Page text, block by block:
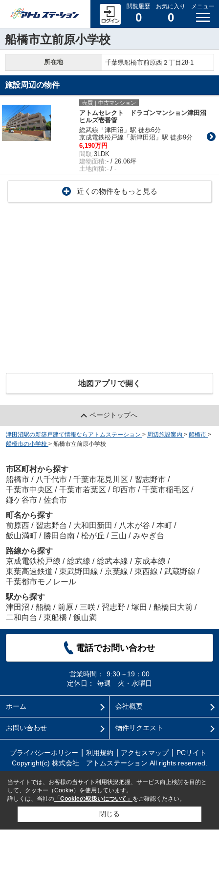
閲覧履歴
0
お気に入り
0
メニュー
船橋市立前原小学校
所在地 千葉県船橋市前原西２丁目28-1
施設周辺の物件
売買｜中古マンション
アトムセレクト ドラゴンマンション津田沼
ヒルズ壱番管
総武線「津田沼」駅 徒歩6分
京成電鉄松戸線「新津田沼」駅 徒歩9分
6,190万円
間取:3LDK
建物面積:- / 26.06坪
土地面積:- / -
近くの物件をもっと見る
地図アプリで開く
ページトップへ
津田沼駅の新築戸建て情報ならアトムステーション > 周辺施設案内 > 船橋市 >
船橋市の小学校 > 船橋市立前原小学校
市区町村から探す
船橋市 / 八千代市 / 千葉市花見川区 / 習志野市 /
千葉市中央区 / 千葉市若葉区 / 印西市 / 千葉市稲毛区 /
鎌ケ谷市 / 佐倉市
町名から探す
前原西 / 習志野台 / 大和田新田 / 八木が谷 / 本町 /
飯山満町 / 勝田台南 / 松が丘 / 三山 / みやぎ台
路線から探す
京成電鉄松戸線 / 総武線 / 総武本線 / 京成本線 /
東葉高速鉄道 / 東武野田線 / 京葉線 / 東西線 / 武蔵野線 /
千葉都市モノレール
駅から探す
津田沼 / 船橋 / 前原 / 三咲 / 習志野 / 塚田 / 船橋日大前 /
二和向台 / 東船橋 / 飯山満
電話でお問い合わせ
営業時間：
9:30～19：00
定休日：
毎週 火・水曜日
ホーム 会社概要
お問い合わせ 物件リクエスト
プライバシーポリシー 利用規約 アクセスマップ
PCサイト
Copyright(c) 株式会社 アトムステーション All rights reserved.
当サイトでは、お客様の当サイト利用状況把握、サービス向上検討を目的と
して、クッキー（Cookie）を使用しています。
詳しくは、当社の 「Cookieの取扱いについて」 をご確認ください。
閉じる